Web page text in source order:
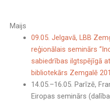
Maijs
09.05. Jelgavā, LBB
reģionālais seminārs
sabiedrības ilgtspējīgā
bibliotekārs Zemgalē
14.05.–16.05. Parīzē,
Eiropas seminārs